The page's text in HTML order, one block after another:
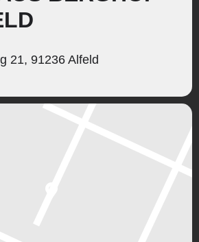
21, 91236 Alfeld